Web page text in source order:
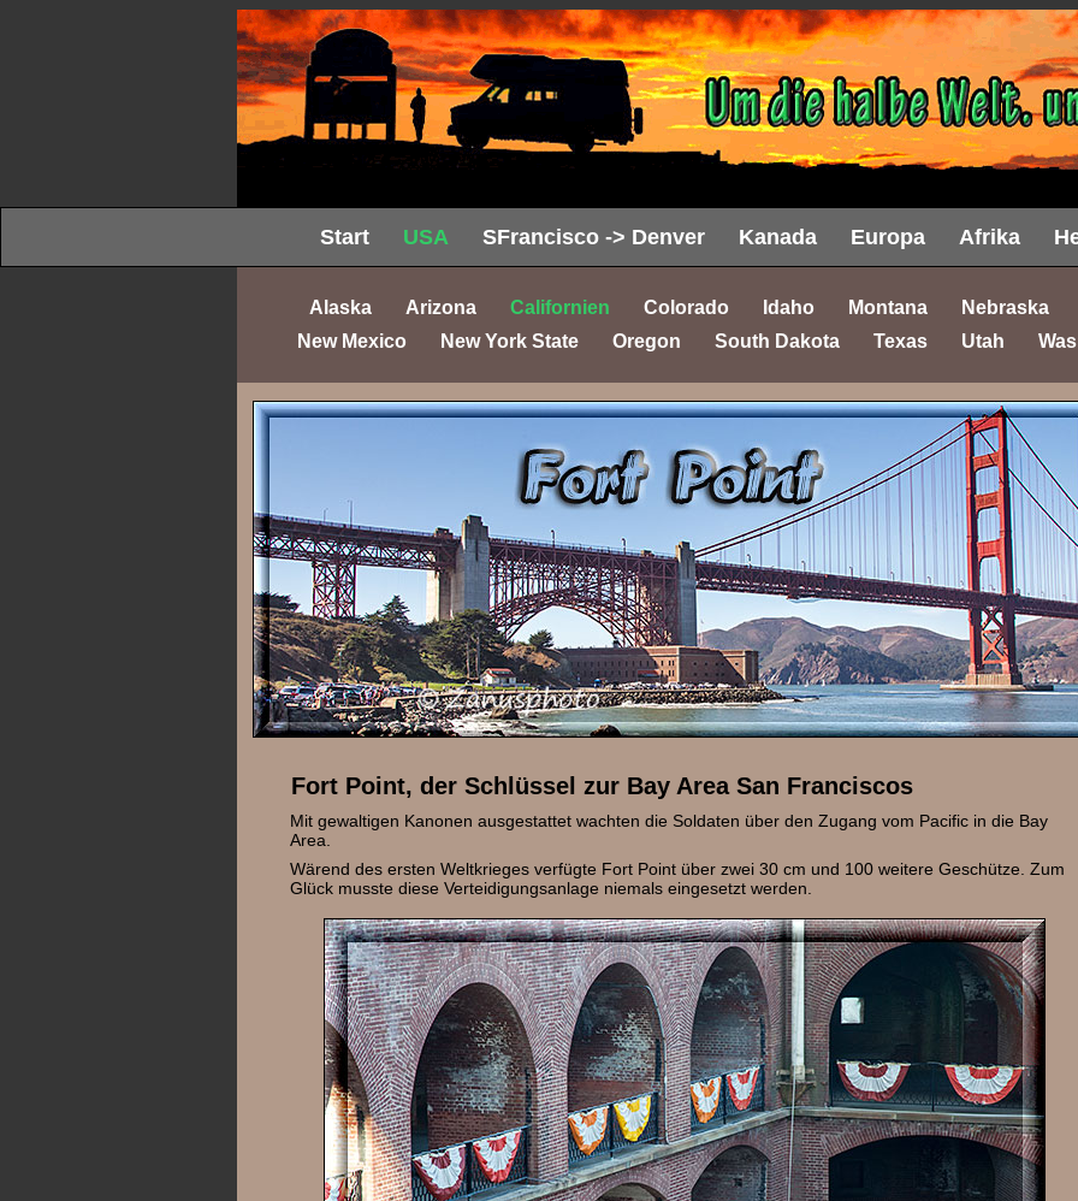
Start USA SFrancisco -> Denver Kanada Europa Afrika
Alaska Arizona Californien Colorado Idaho Montana
Nebraska
New Mexico
New York State Oregon South Dakota Texas Utah
Fort Point, der Schlüssel zur Bay Area San Franciscos
Mit gewaltigen Kanonen ausgestattet wachten die Soldaten über den Zugang vom Pacific in die Bay
Area.
Wärend des ersten Weltkrieges verfügte Fort Point über zwei 30 cm und 100 weitere Geschütze. Zum
Glück musste diese Verteidigungsanlage niemals eingesetzt werden.